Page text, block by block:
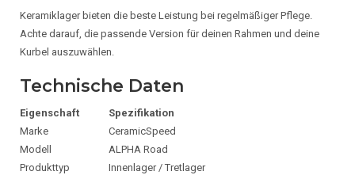
Keramiklager bieten die beste Leistung bei regelmäßiger Pflege.
Achte darauf, die passende Version für deinen Rahmen und deine
Kurbel auszuwählen.
Technische Daten
Eigenschaft
Spezifikation
Marke
CeramicSpeed
Modell
ALPHA Road
Produkttyp
Innenlager / Tretlager